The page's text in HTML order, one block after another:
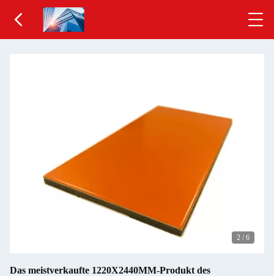
2 / 6
Das meistverkaufte 1220X2440MM-Produkt des